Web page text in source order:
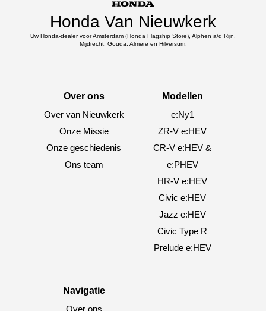
Honda Van Nieuwkerk
Uw Honda-dealer voor Amsterdam (Honda Flagship Store), Alphen a/d Rijn,
Mijdrecht, Gouda, Almere en Hilversum.
Over ons
Over van Nieuwkerk
Onze Missie
Onze geschiedenis
Ons team
Modellen
e:Ny1
ZR-V e:HEV
CR-V e:HEV &
e:PHEV
HR-V e:HEV
Civic e:HEV
Jazz e:HEV
Civic Type R
Prelude e:HEV
Navigatie